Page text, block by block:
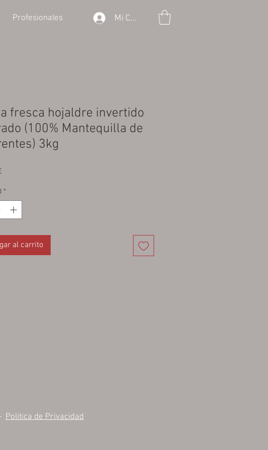
Profesionales Mi Cuenta
fresca hojaldre invertido
(100% Mantequilla de
3kg
*
al carrito
Politica de Privacidad